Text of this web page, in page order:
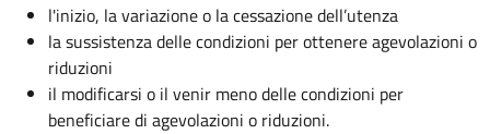
l'inizio, la variazione o la cessazione dell’utenza
la sussistenza delle condizioni per ottenere agevolazioni o
riduzioni
il modificarsi o il venir meno delle condizioni per
beneficiare di agevolazioni o riduzioni.